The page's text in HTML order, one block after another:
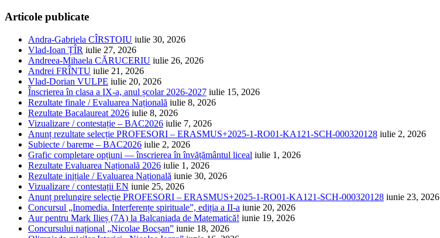
Articole publicate
Andra-Gabriela CÎRSTOIU iulie 30, 2026
Vlad-Ioan ȚÎR iulie 27, 2026
Andreea-Mihaela CĂRUCERIU iulie 26, 2026
Andrei FRÎNTU iulie 21, 2026
Vlad-Dorian VULPE iulie 20, 2026
Înscrierea în clasa a IX-a, anul școlar 2026-2027 iulie 15, 2026
Rezultate finale / Evaluarea Națională iulie 8, 2026
Rezultate Bacalaureat 2026 iulie 8, 2026
Vizualizare / contestație – BAC2026 iulie 7, 2026
Anunț rezultate selecție PROFESORI – ERASMUS+2025-1-RO01-KA121-SCH-000320128 iulie 2, 2026
Subiecte / bareme – BAC2026 iulie 2, 2026
Grafic completare opțiuni — înscrierea în învățământul liceal iulie 1, 2026
Rezultate Evaluarea Națională 2026 iulie 1, 2026
Rezultate inițiale / Evaluarea Națională iunie 30, 2026
Vizualizare / contestații EN iunie 25, 2026
Anunț prelungire selecție PROFESORI – ERASMUS+2025-1-RO01-KA121-SCH-000320128 iunie 23, 2026
Concursul „Inomedia. Interferențe spirituale”, ediția a II-a iunie 20, 2026
Aur pentru Mark Ilieș (7A) la Balcaniada de Matematică! iunie 19, 2026
Concursului național „Nicolae Bocșan” iunie 18, 2026